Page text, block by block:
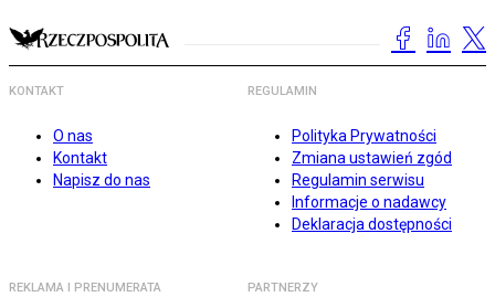
KONTAKT
O nas
Kontakt
Napisz do nas
REGULAMIN
Polityka Prywatności
Zmiana ustawień zgód
Regulamin serwisu
Informacje o nadawcy
Deklaracja dostępności
REKLAMA I PRENUMERATA PARTNERZY